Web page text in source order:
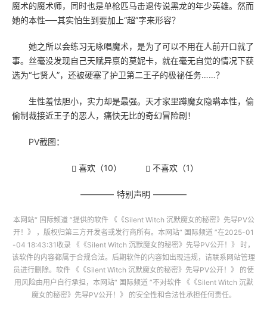
魔术的魔术师，同时也是单枪匹马击退传说黑龙的年少英雄。然而
她的本性──其实怕生到要加上“超”字来形容？
她之所以会练习无咏唱魔术，是为了可以不用在人前开口就了
事。丝毫没发现自己天赋异禀的莫妮卡，就在毫无自觉的情况下获
选为“七贤人”，还被硬塞了护卫第二王子的极祕任务……？
生性羞怯胆小，实力却是最强。天才家里蹲魔女隐瞒本性，偷
偷制裁接近王子的恶人，痛快无比的奇幻冒险剧！
PV截图：
喜欢（10） 不喜欢（1）
特别声明
本网站“ 国际频道”提供的软件 《《Silent Witch 沉默魔女的秘密》先导PV公
开！》
，版权归第三方开发者或发行商所有。本网站“ 国际频道 ”在2025-01
-04 18:43:31收录
《《Silent Witch 沉默魔女的秘密》先导PV公开！》
时，
该软件的内容都属于合规合法。后期软件的内容如出现违规，请联系网站管理
员进行删除。软件 《《Silent Witch 沉默魔女的秘密》先导PV公开！》
的使
用风险由用户自行承担，本网站“ 国际频道”不对软件 《《Silent Witch 沉默
魔女的秘密》先导PV公开！》
的安全性和合法性承担任何责任。